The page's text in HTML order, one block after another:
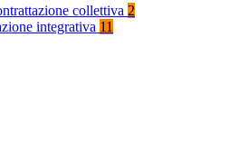
collettiva 2
integrativa 11